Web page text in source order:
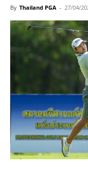
By Thailand PGA - 27/04/